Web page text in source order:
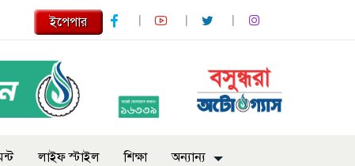
ইপেপার
লাইফ স্টাইল শিক্ষা অন্যান্য